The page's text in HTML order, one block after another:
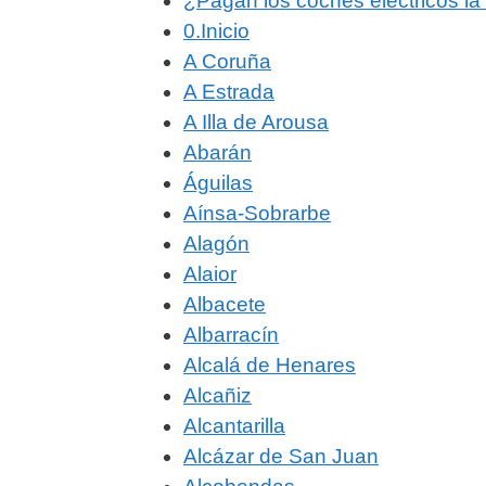
0.Inicio
A Coruña
A Estrada
A Illa de Arousa
Abarán
Águilas
Aínsa-Sobrarbe
Alagón
Alaior
Albacete
Albarracín
Alcalá de Henares
Alcañiz
Alcantarilla
Alcázar de San Juan